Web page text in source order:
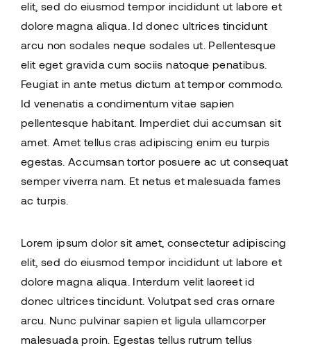
elit, sed do eiusmod tempor incididunt ut labore et
dolore magna aliqua. Id donec ultrices tincidunt
arcu non sodales neque sodales ut. Pellentesque
elit eget gravida cum sociis natoque penatibus.
Feugiat in ante metus dictum at tempor commodo.
Id venenatis a condimentum vitae sapien
pellentesque habitant. Imperdiet dui accumsan sit
amet. Amet tellus cras adipiscing enim eu turpis
egestas. Accumsan tortor posuere ac ut consequat
semper viverra nam. Et netus et malesuada fames
ac turpis.
Lorem ipsum dolor sit amet, consectetur adipiscing
elit, sed do eiusmod tempor incididunt ut labore et
dolore magna aliqua. Interdum velit laoreet id
donec ultrices tincidunt. Volutpat sed cras ornare
arcu. Nunc pulvinar sapien et ligula ullamcorper
malesuada proin. Egestas tellus rutrum tellus